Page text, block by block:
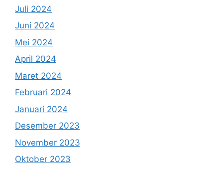
Juli 2024
Juni 2024
Mei 2024
April 2024
Maret 2024
Februari 2024
Januari 2024
Desember 2023
November 2023
Oktober 2023